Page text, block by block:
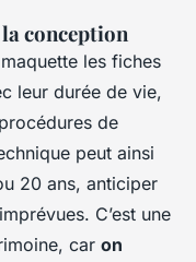
conception
les fiches
leur durée de vie,
de
peut ainsi
20 ans, anticiper
C’est une
car on